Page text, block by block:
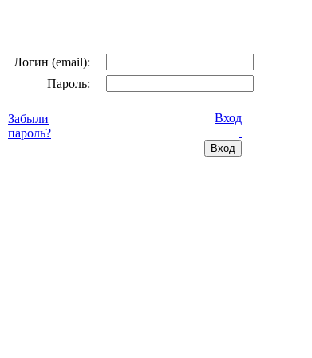
Логин (email):
Пароль:
Забыли
пароль?
Вход